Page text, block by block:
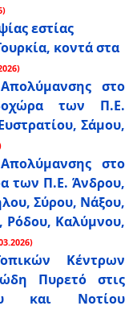
εστίας
κοντά στα
στο
των Π.Ε.
Σάμου,
στο
των Π.Ε. Άνδρου,
Σύρου, Νάξου,
Καλύμνου,
Κέντρων
Πυρετό στις
και Νοτίου